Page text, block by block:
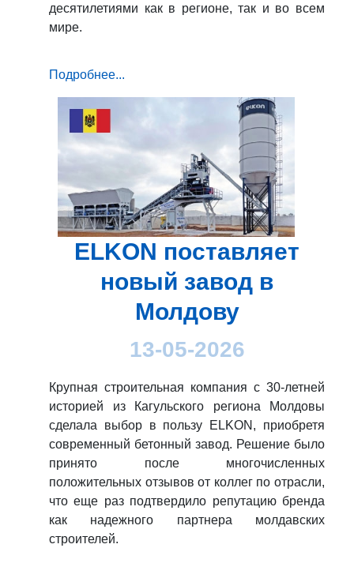
десятилетиями как в регионе, так и во всем
мире.
Подробнее...
ELKON поставляет
новый завод в
Молдову
13-05-2026
Крупная строительная компания с 30-летней
историей из Кагульского региона Молдовы
сделала выбор в пользу ELKON, приобретя
современный бетонный завод. Решение было
принято после многочисленных
положительных отзывов от коллег по отрасли,
что еще раз подтвердило репутацию бренда
как надежного партнера молдавских
строителей.